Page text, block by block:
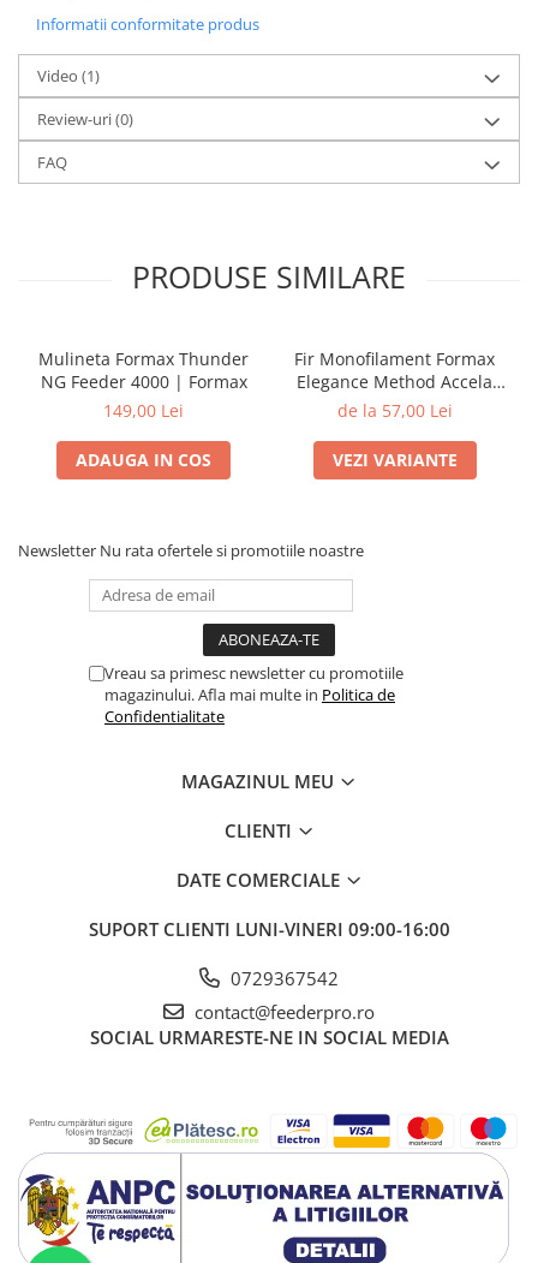
Informatii conformitate produs
Video (1)
Review-uri(0)
FAQ
PRODUSE SIMILARE
Mulineta Formax Thunder
NG Feeder 4000 | Formax
149,00 Lei
ADAUGA IN COS
Fir Monofilament Formax
Elegance Method Accela
Distance Feeder Fluo 1000m
de la 57,00 Lei
VEZI VARIANTE
Newsletter Nu rata ofertele si promotiile noastre
Vreau sa primesc newsletter cu promotiile
magazinului. Afla mai multe in Politica de
Confidentialitate
MAGAZINUL MEU
CLIENTI
DATE COMERCIALE
SUPORT CLIENTI LUNI-VINERI 09:00-16:00
0729367542
contact@feederpro.ro
SOCIAL URMARESTE-NE IN SOCIAL MEDIA